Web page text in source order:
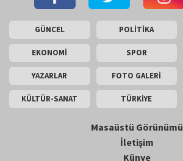
GÜNCEL POLİTİKA
EKONOMİ SPOR
YAZARLAR FOTO GALERİ
KÜLTÜR-SANAT TÜRKİYE
Masaüstü Görünümü
İletişim
Künye